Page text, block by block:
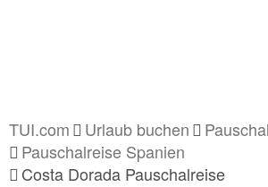
TUI.com Urlaub buchen
Pauschalreise Spanien
Costa Dorada Pauschalreise